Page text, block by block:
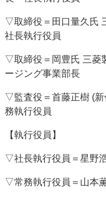
お問い合わせ
▽取締役＝田口量久氏
社長執行役員
▽取締役＝岡豊氏 三
ージング事業部長
▽監査役＝首藤正樹 (
務執行役員
【執行役員】
▽社長執行役員＝星野
▽常務執行役員＝山本